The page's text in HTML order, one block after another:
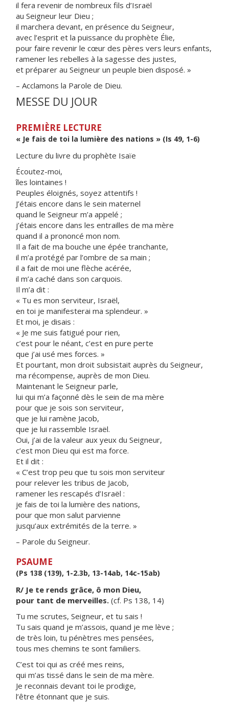
il fera revenir de nombreux fils d’Israël
au Seigneur leur Dieu ;
il marchera devant, en présence du Seigneur,
avec l’esprit et la puissance du prophète Élie,
pour faire revenir le cœur des pères vers leurs enfants,
ramener les rebelles à la sagesse des justes,
et préparer au Seigneur un peuple bien disposé. »
– Acclamons la Parole de Dieu.
MESSE DU JOUR
PREMIÈRE LECTURE
« Je fais de toi la lumière des nations » (Is 49, 1-6)
Lecture du livre du prophète Isaïe
Écoutez-moi,
îles lointaines !
Peuples éloignés, soyez attentifs !
J’étais encore dans le sein maternel
quand le Seigneur m’a appelé ;
j’étais encore dans les entrailles de ma mère
quand il a prononcé mon nom.
Il a fait de ma bouche une épée tranchante,
il m’a protégé par l’ombre de sa main ;
il a fait de moi une flèche acérée,
il m’a caché dans son carquois.
Il m’a dit :
« Tu es mon serviteur, Israël,
en toi je manifesterai ma splendeur. »
Et moi, je disais :
« Je me suis fatigué pour rien,
c’est pour le néant, c’est en pure perte
que j’ai usé mes forces. »
Et pourtant, mon droit subsistait auprès du Seigneur,
ma récompense, auprès de mon Dieu.
Maintenant le Seigneur parle,
lui qui m’a façonné dès le sein de ma mère
pour que je sois son serviteur,
que je lui ramène Jacob,
que je lui rassemble Israël.
Oui, j’ai de la valeur aux yeux du Seigneur,
c’est mon Dieu qui est ma force.
Et il dit :
« C’est trop peu que tu sois mon serviteur
pour relever les tribus de Jacob,
ramener les rescapés d’Israël :
je fais de toi la lumière des nations,
pour que mon salut parvienne
jusqu’aux extrémités de la terre. »
– Parole du Seigneur.
PSAUME
(Ps 138 (139), 1-2.3b, 13-14ab, 14c-15ab)
R/ Je te rends grâce, ô mon Dieu,
pour tant de merveilles. (cf. Ps 138, 14)
Tu me scrutes, Seigneur, et tu sais !
Tu sais quand je m’assois, quand je me lève ;
de très loin, tu pénètres mes pensées,
tous mes chemins te sont familiers.
C’est toi qui as créé mes reins,
qui m’as tissé dans le sein de ma mère.
Je reconnais devant toi le prodige,
l’être étonnant que je suis.